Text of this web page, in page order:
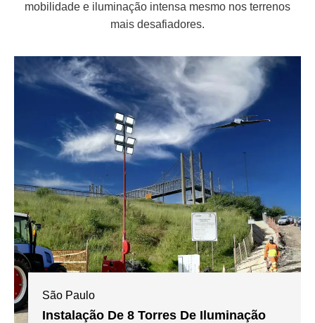
mobilidade e iluminação intensa mesmo nos terrenos
mais desafiadores.
São Paulo
Instalação De 8 Torres De Iluminação